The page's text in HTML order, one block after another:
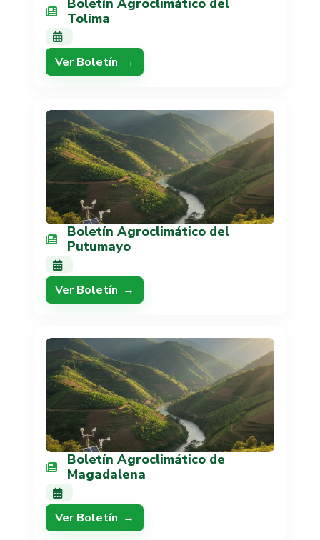
Tolima
Ver Boletín
Boletín Agroclimático del
Putumayo
Ver Boletín
Boletín Agroclimático de
Magadalena
Ver Boletín